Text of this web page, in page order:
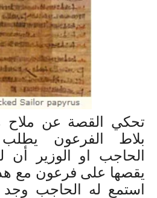
تحكي القصة عن
بلاط الفرعون يطلب
الحاجب او الوزير أن
يقصها على فرعون مع
استمع له الحاجب